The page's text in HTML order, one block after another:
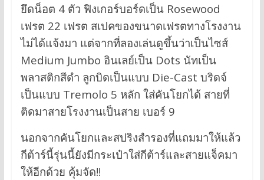
ยึดน็อต 4 ตัว ฟิงเกอร์บอร์ดเป็น Rosewood
เฟรต 22 เฟรต สเปคของขนาดเฟรตทางโรงงาน
ไม่ได้แจ้งมา แต่จากที่ลองเล่นดูขึ้นว่าเป็นไซส์
Medium Jumbo อินเลย์เป็น Dots นัทเป็น
พลาสติกสีดำ ลูกบิดเป็นแบบ Die-Cast บริดจ์
เป็นแบบ Tremolo 5 หลัก ใส่คันโยกได้ สายที่
ติดมาสายโรงงานเป็นสาย เบอร์ 9
นอกจากคันโยกและสปริงสำรองที่แถมมาให้แล้ว
กีต้าร์นี้รุ่นนี้ยังมีกระเป๋าใส่กีต้าร์และสายแจ็คมา
ให้อีกด้วย คุ้มจัด!!